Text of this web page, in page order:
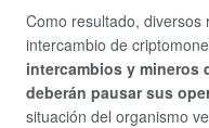
Como resultado, diversos
intercambio de
intercambios y mineros
deberán pausar sus
situación del organismo